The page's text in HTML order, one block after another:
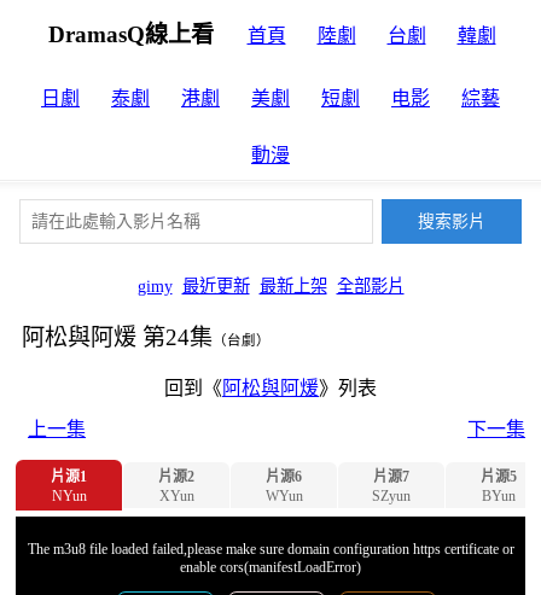
DramasQ線上看 首頁 陸劇 台劇 韓劇
日劇 泰劇 港劇 美劇 短劇 电影 綜藝
動漫
gimy 最近更新 最新上架 全部影片
阿松與阿煖 第24集 （台劇）
回到《 阿松與阿煖》列表
上一集
下一集
片源1
NYun
片源2
XYun
片源6
WYun
片源7
SZyun
片源5
BYun